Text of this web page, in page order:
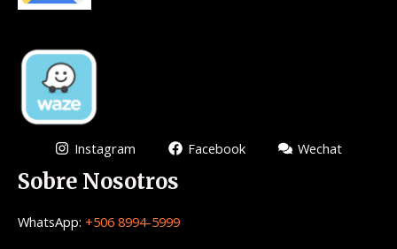
Instagram Facebook Wechat
Sobre Nosotros
WhatsApp: +506 8994-5999